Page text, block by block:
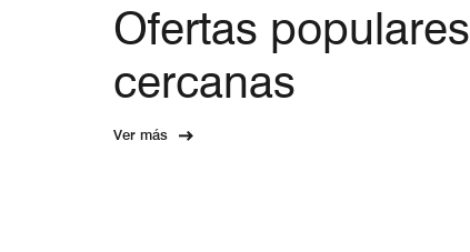
Ofertas populares
cercanas
Ver más